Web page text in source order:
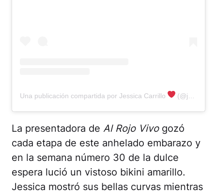
Una publicación compartida por Jessica Carrillo (@jessica_carrillo)
La presentadora de Al Rojo Vivogozó
cada etapa de este anhelado embarazo y
en la semana número 30 de la dulce
espera lució un vistoso bikini amarillo.
Jessica mostró sus bellas curvas mientras